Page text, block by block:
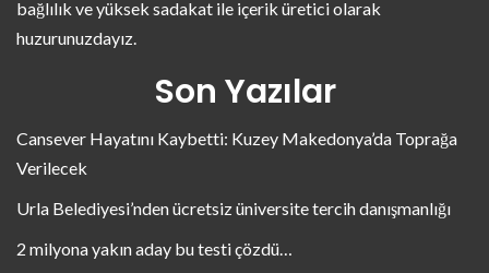
bağlılık ve yüksek sadakat ile içerik üretici olarak
huzurunuzdayız.
Son Yazılar
Cansever Hayatını Kaybetti: Kuzey Makedonya’da Toprağa
Verilecek
Urla Belediyesi’nden ücretsiz üniversite tercih danışmanlığı
2 milyona yakın aday bu testi çözdü…